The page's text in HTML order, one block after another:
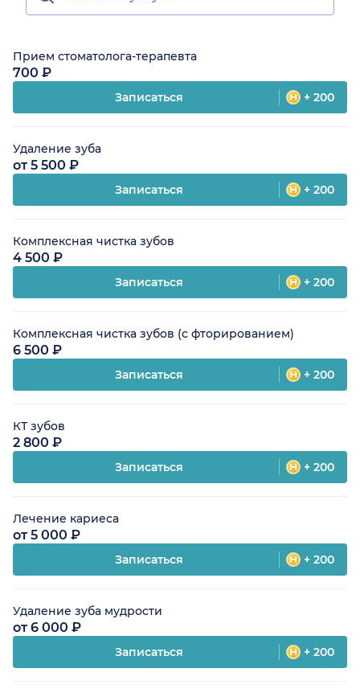
Прием стоматолога-терапевта
700 ₽
Записаться + 200
Удаление зуба
от 5 500 ₽
Записаться + 200
Комплексная чистка зубов
4 500 ₽
Записаться + 200
Комплексная чистка зубов (с фторированием)
6 500 ₽
Записаться + 200
КТ зубов
2 800 ₽
Записаться + 200
Лечение кариеса
от 5 000 ₽
Записаться + 200
Удаление зуба мудрости
от 6 000 ₽
Записаться + 200